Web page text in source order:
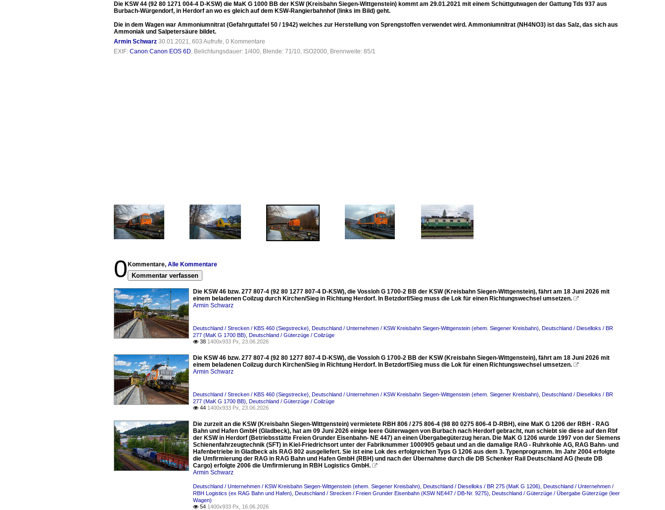
Die KSW 44 (92 80 1271 004-4 D-KSW) die MaK G 1000 BB der KSW (Kreisbahn Siegen-Wittgenstein) kommt am 29.01.2021 mit einem Schüttgutwagen der Gattung Tds 937 aus
Burbach-Würgendorf, in Herdorf an wo es gleich auf dem KSW-Rangierbahnhof (links im Bild) geht.
Die in dem Wagen war Ammoniumnitrat (Gefahrguttafel 50 / 1942) welches zur Herstellung von Sprengstoffen verwendet wird. Ammoniumnitrat (NH4NO3) ist das Salz, das sich aus
Ammoniak und Salpetersäure bildet.
Armin Schwarz 30.01.2021, 603 Aufrufe, 0 Kommentare
EXIF: Canon Canon EOS 6D, Belichtungsdauer: 1/400, Blende: 71/10, ISO2000, Brennweite: 85/1
0 Kommentare, Alle Kommentare
Kommentar verfassen
Die KSW 46 bzw. 277 807-4 (92 80 1277 807-4 D-KSW), die Vossloh G 1700-2 BB der KSW (Kreisbahn Siegen-Wittgenstein), fährt am 18 Juni 2026 mit
einem beladenen Coilzug durch Kirchen/Sieg in Richtung Herdorf. In Betzdorf/Sieg muss die Lok für einen Richtungswechsel umsetzen. 
Armin Schwarz
Deutschland / Strecken / KBS 460 (Siegstrecke) Deutschland / Unternehmen / KSW Kreisbahn Siegen-Wittgenstein (ehem. Siegener Kreisbahn) Deutschland / Dieselloks / BR
277 (MaK G 1700 BB) Deutschland / Güterzüge / Coilzüge
 38 1400x933 Px, 23.06.2026
Die KSW 46 bzw. 277 807-4 (92 80 1277 807-4 D-KSW), die Vossloh G 1700-2 BB der KSW (Kreisbahn Siegen-Wittgenstein), fährt am 18 Juni 2026 mit
einem beladenen Coilzug durch Kirchen/Sieg in Richtung Herdorf. In Betzdorf/Sieg muss die Lok für einen Richtungswechsel umsetzen. 
Armin Schwarz
Deutschland / Strecken / KBS 460 (Siegstrecke) Deutschland / Unternehmen / KSW Kreisbahn Siegen-Wittgenstein (ehem. Siegener Kreisbahn) Deutschland / Dieselloks / BR
277 (MaK G 1700 BB) Deutschland / Güterzüge / Coilzüge
 44 1400x933 Px, 23.06.2026
Die zurzeit an die KSW (Kreisbahn Siegen-Wittgenstein) vermietete RBH 806 / 275 806-4 (98 80 0275 806-4 D-RBH), eine MaK G 1206 der RBH - RAG
Bahn und Hafen GmbH (Gladbeck), hat am 09 Juni 2026 einige leere Güterwagen von Burbach nach Herdorf gebracht, nun schiebt sie diese auf den Rbf
der KSW in Herdorf (Betriebsstätte Freien Grunder Eisenbahn- NE 447) an einen Übergabegüterzug heran. Die MaK G 1206 wurde 1997 von der Siemens
Schienenfahrzeugtechnik (SFT) in Kiel-Friedrichsort unter der Fabriknummer 1000905 gebaut und an die damalige RAG - Ruhrkohle AG, RAG Bahn- und
Hafenbetriebe in Gladbeck als RAG 802 ausgeliefert. Sie ist eine Lok des erfolgreichen Typs G 1206 aus dem 3. Typenprogramm. Im Jahr 2004 erfolgte
die Umfirmierung der RAG in RAG Bahn und Hafen GmbH (RBH) und nach der Übernahme durch die DB Schenker Rail Deutschland AG (heute DB
Cargo) erfolgte 2006 die Umfirmierung in RBH Logistics GmbH. 
Armin Schwarz
Deutschland / Unternehmen / KSW Kreisbahn Siegen-Wittgenstein (ehem. Siegener Kreisbahn) Deutschland / Dieselloks / BR 275 (MaK G 1206) Deutschland / Unternehmen /
RBH Logistics (ex RAG Bahn und Hafen) Deutschland / Strecken / Freien Grunder Eisenbahn (KSW NE447 / DB-Nr. 9275) Deutschland / Güterzüge / Übergabe Güterzüge (leer
Wagen)
 54 1400x933 Px, 16.06.2026